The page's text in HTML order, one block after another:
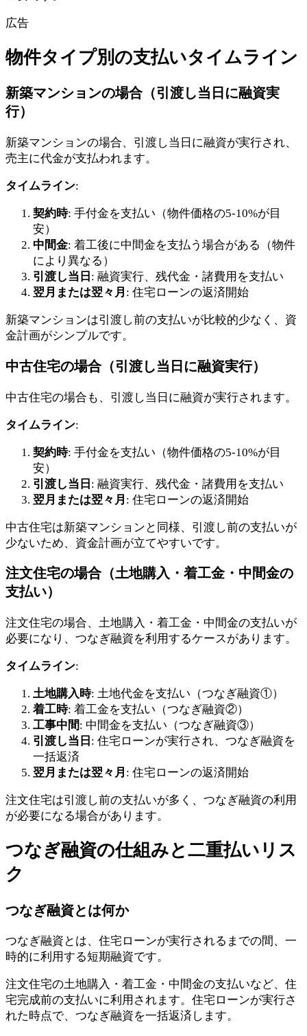
広告
物件タイプ別の支払いタイムライン
新築マンションの場合（引渡し当日に融資実
行）
新築マンションの場合、引渡し当日に融資が実行され、
売主に代金が支払われます。
タイムライン:
契約時: 手付金を支払い（物件価格の5-10%が目
安）
中間金: 着工後に中間金を支払う場合がある（物件
により異なる）
引渡し当日 : 融資実行、残代金・諸費用を支払い
翌月または翌々月 : 住宅ローンの返済開始
新築マンションは引渡し前の支払いが比較的少なく、資
金計画がシンプルです。
中古住宅の場合（引渡し当日に融資実行）
中古住宅の場合も、引渡し当日に融資が実行されます。
タイムライン:
契約時: 手付金を支払い（物件価格の5-10%が目
安）
引渡し当日 : 融資実行、残代金・諸費用を支払い
翌月または翌々月 : 住宅ローンの返済開始
中古住宅は新築マンションと同様、引渡し前の支払いが
少ないため、資金計画が立てやすいです。
注文住宅の場合（土地購入・着工金・中間金の
支払い）
注文住宅の場合、土地購入・着工金・中間金の支払いが
必要になり、つなぎ融資を利用するケースがあります。
タイムライン:
土地購入時: 土地代金を支払い（つなぎ融資①）
着工時: 着工金を支払い（つなぎ融資②）
工事中間: 中間金を支払い（つなぎ融資③）
引渡し当日 : 住宅ローンが実行され、つなぎ融資を
一括返済
翌月または翌々月 : 住宅ローンの返済開始
注文住宅は引渡し前の支払いが多く、つなぎ融資の利用
が必要になる場合があります。
つなぎ融資の仕組みと二重払いリス
ク
つなぎ融資とは何か
つなぎ融資とは、住宅ローンが実行されるまでの間、一
時的に利用する短期融資です。
注文住宅の土地購入・着工金・中間金の支払いなど、住
宅完成前の支払いに利用されます。住宅ローンが実行さ
れた時点で、つなぎ融資を一括返済します。